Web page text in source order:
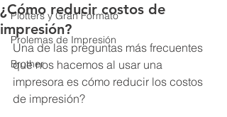
Plotters y Gran Formato
Prolemas de Impresión
Brother
¿Cómo reducir costos de
impresión?
Una de las preguntas más frecuentes
que nos hacemos al usar una
impresora es cómo reducir los costos
de impresión?